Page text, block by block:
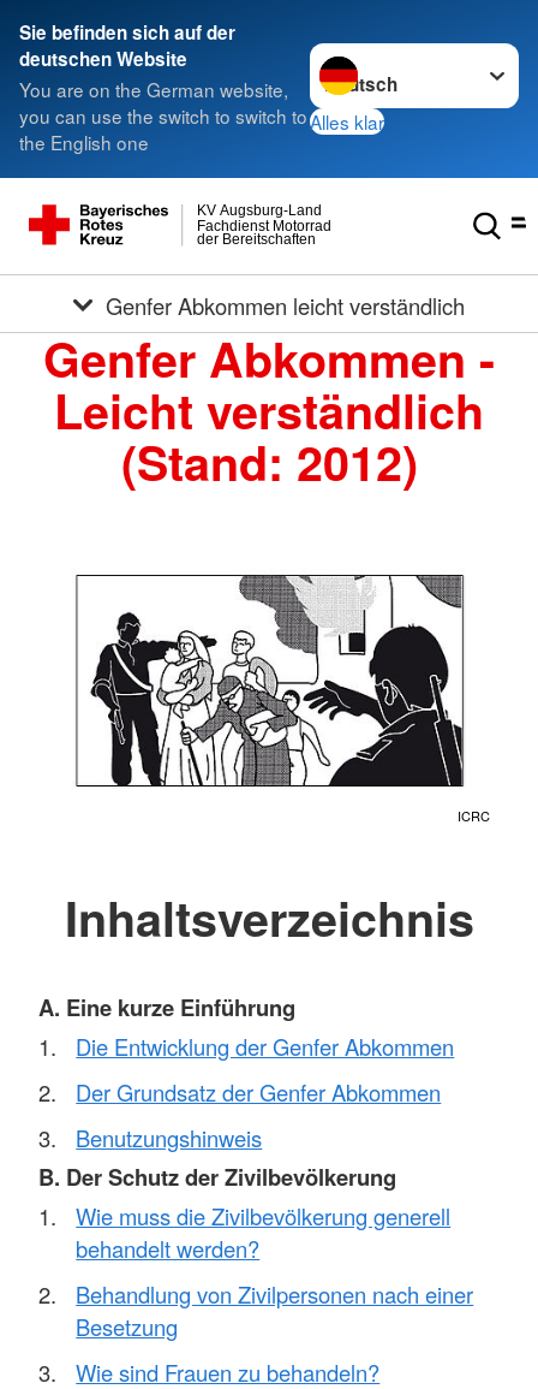
Sie befinden sich auf der
deutschen Website
You are on the German website,
you can use the switch to switch to
the English one
Sprache wechseln zu
Alles klar
der Bereitschaften
Fachdienst Motorrad
KV Augsburg-Land
Genfer Abkommen leicht verständlich
Genfer Abkommen -
Leicht verständlich
(Stand: 2012)
ICRC
Inhaltsverzeichnis
A. Eine kurze Einführung
Die Entwicklung der Genfer Abkommen
Der Grundsatz der Genfer Abkommen
Benutzungshinweis
B. Der Schutz der Zivilbevölkerung
Wie muss die Zivilbevölkerung generell
behandelt werden?
Behandlung von Zivilpersonen nach einer
Besetzung
Wie sind Frauen zu behandeln?